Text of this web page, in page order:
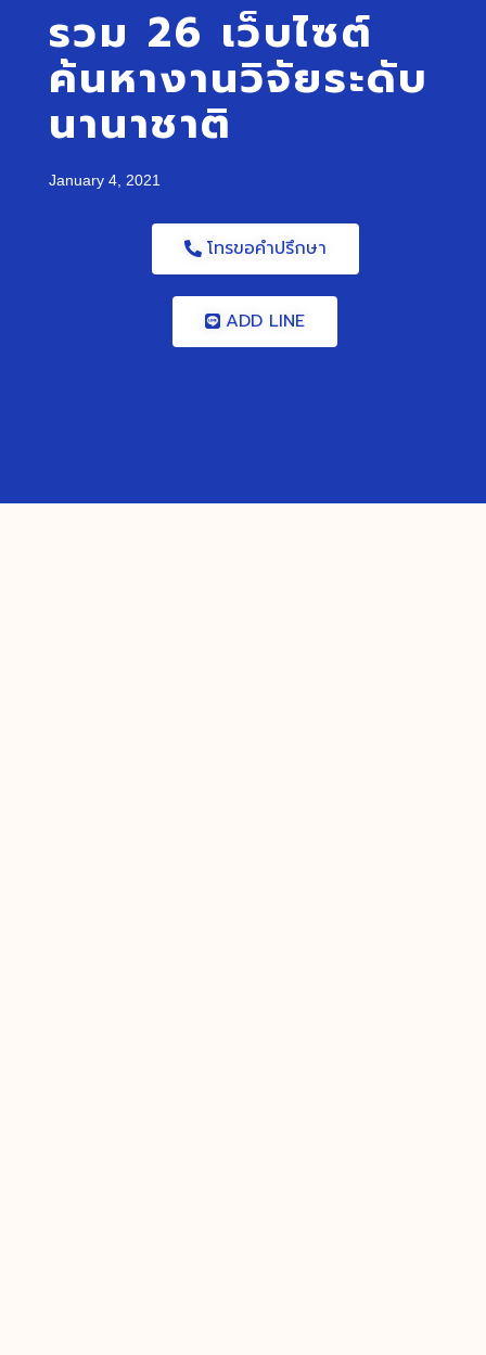
รวม 26 เว็บไซต์
ค้นหางานวิจัยระดับ
นานาชาติ
January 4, 2021
โทรขอคำปรึกษา
ADD LINE